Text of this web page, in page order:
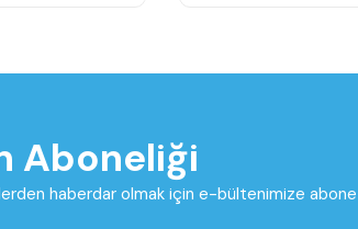
Aboneliği
haberdar olmak için e-bültenimize abone